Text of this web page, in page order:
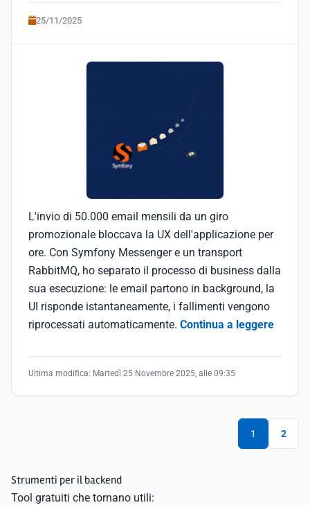
25/11/2025
L'invio di 50.000 email mensili da un giro
promozionale bloccava la UX dell'applicazione per
ore. Con Symfony Messenger e un transport
RabbitMQ, ho separato il processo di business dalla
sua esecuzione: le email partono in background, la
UI risponde istantaneamente, i fallimenti vengono
riprocessati automaticamente. Continua a leggere
Ultima modifica: Martedì 25 Novembre 2025, alle 09:35
1 2
Strumenti per il backend
Tool gratuiti che tornano utili: